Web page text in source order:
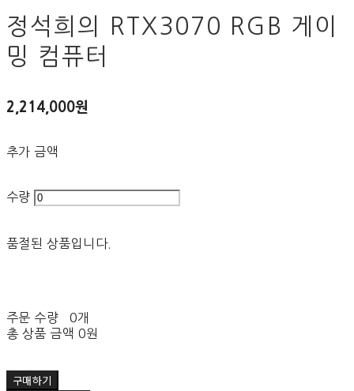
정석희의 RTX3070 RGB 게이
밍 컴퓨터
2,214,000원
추가 금액
수량
품절된 상품입니다.
주문 수량
0개
총 상품 금액 0원
구매하기